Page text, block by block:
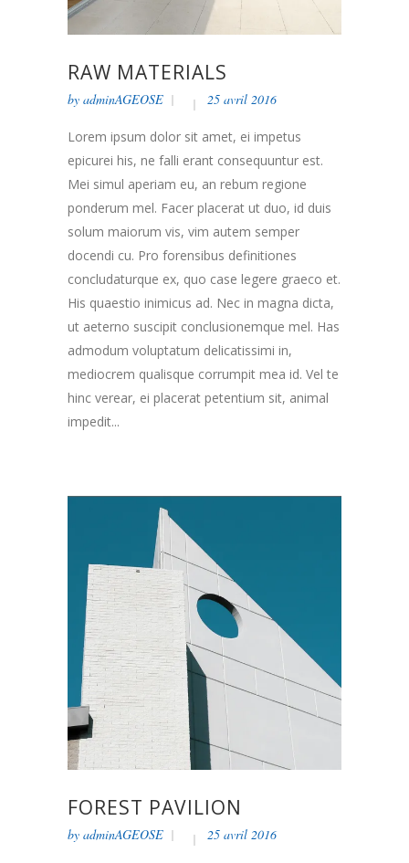
RAW MATERIALS
by adminAGEOSE 25 avril 2016
Lorem ipsum dolor sit amet, ei impetus
epicurei his, ne falli erant consequuntur est.
Mei simul aperiam eu, an rebum regione
ponderum mel. Facer placerat ut duo, id duis
solum maiorum vis, vim autem semper
docendi cu. Pro forensibus definitiones
concludaturque ex, quo case legere graeco et.
His quaestio inimicus ad. Nec in magna dicta,
ut aeterno suscipit conclusionemque mel. Has
admodum voluptatum delicatissimi in,
mediocrem qualisque corrumpit mea id. Vel te
hinc verear, ei placerat petentium sit, animal
impedit...
FOREST PAVILION
by adminAGEOSE 25 avril 2016